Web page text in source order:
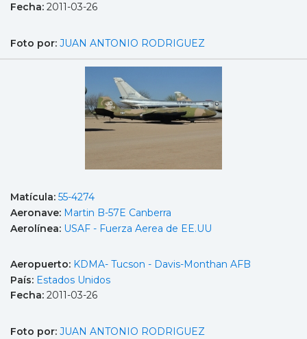
Fecha: 2011-03-26
Foto por: JUAN ANTONIO RODRIGUEZ
Matícula: 55-4274
Aeronave: Martin B-57E Canberra
Aerolínea: USAF - Fuerza Aerea de EE.UU
Aeropuerto: KDMA- Tucson - Davis-Monthan AFB
País: Estados Unidos
Fecha: 2011-03-26
Foto por: JUAN ANTONIO RODRIGUEZ